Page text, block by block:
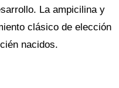
La ampicilina y
clásico de elección
nacidos.